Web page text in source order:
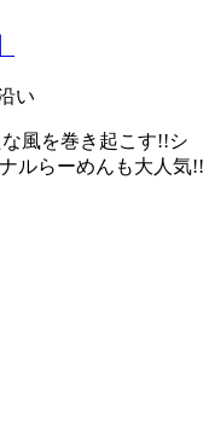
い
風を巻き起こす!!シ
ルらーめんも大人気!!